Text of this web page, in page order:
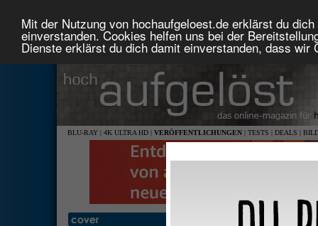
Mit der Nutzung von hochaufgeloest.de erklärst du
einverstanden. Cookies helfen uns bei der
Dienste erklärst du dich damit einverstanden, dass
BLU-RAY | 4K ULTRA HD | VERÖFFENTLICHUNGEN | TESTS | DEALS |